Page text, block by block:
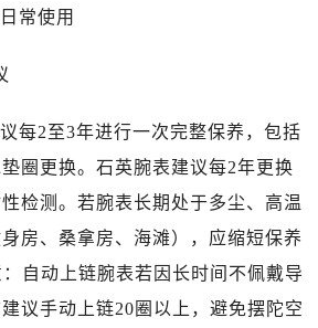
重庆市江北区观音桥步行街2号融恒时代广场9层902室万国售后服务中心（需提前预约）
黑龙江省哈尔滨市道里区友谊西路600号富力中心T2座写字楼29层03室室万国售后服务中心（需提前预约）
辽宁省大连市中山区人民路15号国际金融大厦7层G室万国售后服务中心（需提前预约）
广东省佛山市禅城区季华五路57号万科金融中心C座12层1205室万国售后服务中心（需提前预约）
广东省东莞市东城街道鸿福东路1号民盈国贸中心T1写字楼9层907室万国售后服务中心（需提前预约）
常使用
每2至3年进行一次完整保养，包括
圈更换。石英腕表建议每2年更换
检测。若腕表长期处于多尘、高温
房、桑拿房、海滩），应缩短保养
自动上链腕表若因长时间不佩戴导
议手动上链20圈以上，避免摆陀空